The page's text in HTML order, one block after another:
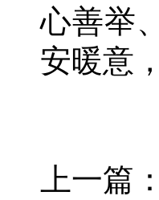
心善举
安暖意
上一篇：